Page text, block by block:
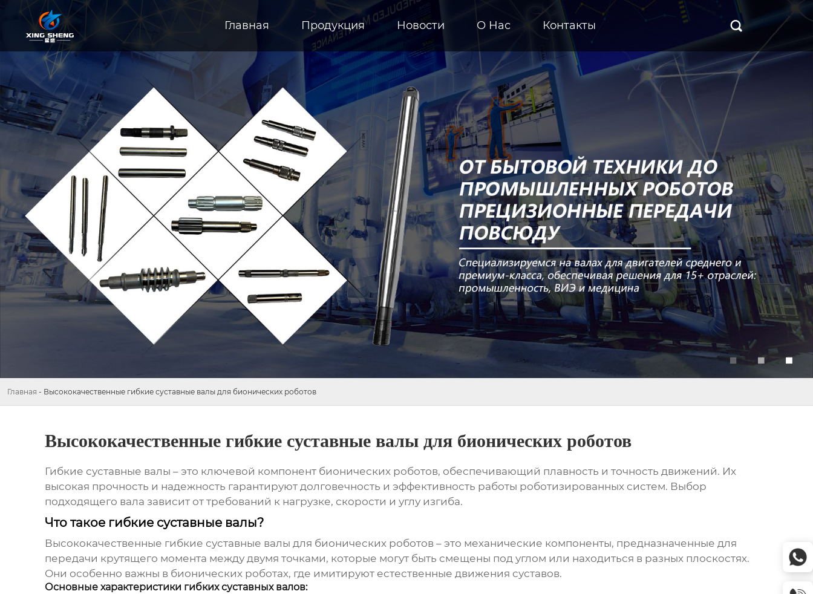
Главная Продукция Новости О Hас Контакты 
Главная - Высококачественные гибкие суставные валы для бионических роботов
Высококачественные гибкие суставные валы для бионических роботов
Гибкие суставные валы – это ключевой компонент бионических роботов, обеспечивающий плавность и точность движений. Их
высокая прочность и надежность гарантируют долговечность и эффективность работы роботизированных систем. Выбор
подходящего вала зависит от требований к нагрузке, скорости и углу изгиба.
Что такое гибкие суставные валы?
Высококачественные гибкие суставные валы для бионических роботов– это механические компоненты, предназначенные для
передачи крутящего момента между двумя точками, которые могут быть смещены под углом или находиться в разных плоскостях.
Они особенно важны в бионических роботах, где имитируют естественные движения суставов.
Основные характеристики гибких суставных валов: